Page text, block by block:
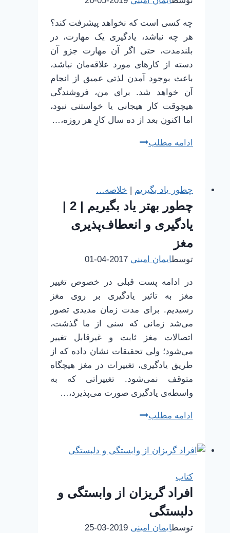
چانک
چه کسی است که نخواهد پیشرفت کند؟
هر چه نباشد، یادگیری یک مهارت، در
بلندمدت، حتی اگر آن مهارت جزو آن
دسته از کارهای مورد علاقه‌مان نباشد،
باعث بوجود آمدن لذتی عمیق از انجام
آن خواهد شد. برای من، فروشندگی
هیچوقت کار هیجانی یا خواستنی نبود،
اما اکنون بعد از ده سال کارِ هر روزه،…
ادامه مطلببازی،
و
شاید
به
رفتن
چطور یاد بگیریم | خلاصه…
چطور بهتر یاد بگیریم | 2 |
یادگیری و انعطاف‌پذیری
مغز
توسطایمان امینی 2017-04-01
در ادامه پست قبلی در خصوص تغییر
مغز به تاثیر یادگیری بر روی مغز
رسیدیم. برای مدت زمان مدیدی تصور
می‌شد زمانی که سنی از ما گذشت،
اتصالات مغز ثابت و غیرقابل تغییر
می‌شود؛ ولی تحقیقات نشان داده که از
طریق یادگیری، تغییرات در مغز هیچگاه
متوقف نمی‌شود. تغییراتی که به
واسطه‌ی یادگیری صورت می‌پذیرد،…
ادامه مطلبچطور
بگیریم
|
و
کتاب
افراد گریزان از وابستگی و
دلبستگی
توسطایمان امینی 2019-03-25